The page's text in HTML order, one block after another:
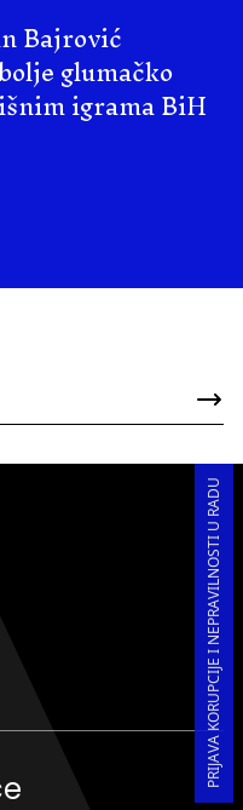
Bajrović
glumačko
igrama BiH
PRIJAVA KORUPCIJE I NEPRAVILNOSTI U RADU